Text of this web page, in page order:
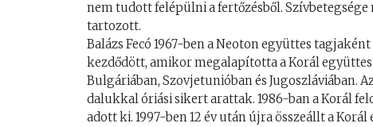
nem tudott felépülni a fertőzésből.
tartozott.
Balázs Fecó 1967-ben a Neoton együttes
kezdődött, amikor megalapította a Korál
Bulgáriában, Szovjetunióban és Jugoszláviában.
dalukkal óriási sikert arattak. 1986-ban a Korál
adott ki. 1997-ben 12 év után újra összeállt a